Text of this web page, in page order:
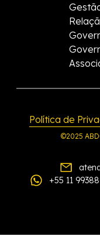
Política de
©2025
+55 11